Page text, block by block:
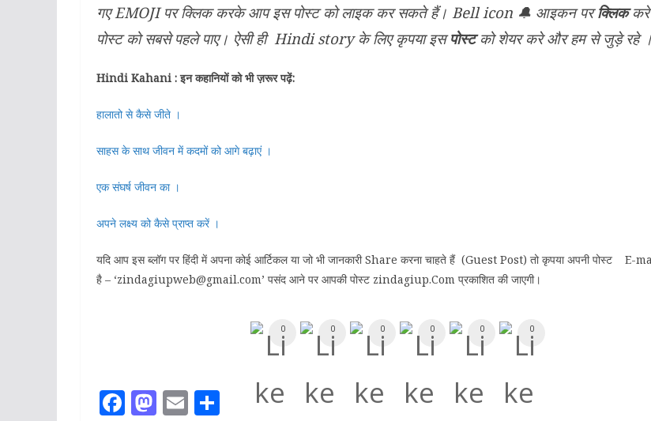
गए EMOJI पर क्लिक करके आप इस पोस्ट को लाइक कर सकते हैं। Bell icon 🔔 आइकन परक्लिककरे
पोस्ट को सबसे पहले पाए। ऐसी ही Hindi story के लिए कृपया इसपोस्टको शेयर करे और हम से जुड़े रहे ।
Hindi Kahani : इन कहानियों को भी ज़रूर पढ़ें:
हालातो से कैसे जीते ।
साहस के साथ जीवन में कदमों को आगे बढ़ाएं ।
एक संघर्ष जीवन का ।
अपने लक्ष्य को कैसे प्राप्त करें ।
यदि आप इस ब्लॉग पर हिंदी में अपना कोई आर्टिकल या जो भी जानकारी Share करना चाहते हैं (Guest Post) तो कृपया अपनी पोस्ट E-
है – ‘zindagiupweb@gmail.com’ पसंद आने पर आपकी पोस्ट zindagiup.Com प्रकाशित की जाएगी।
0 0 0 0 0 0
F M E